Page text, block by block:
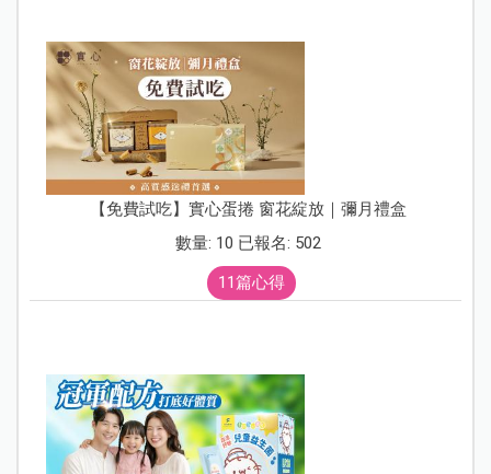
【免費試吃】實心蛋捲 窗花綻放｜彌月禮盒
數量: 10 已報名: 502
11篇心得